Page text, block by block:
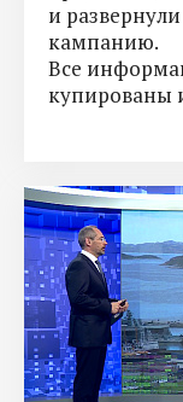
и
кампанию.
Все
купированы